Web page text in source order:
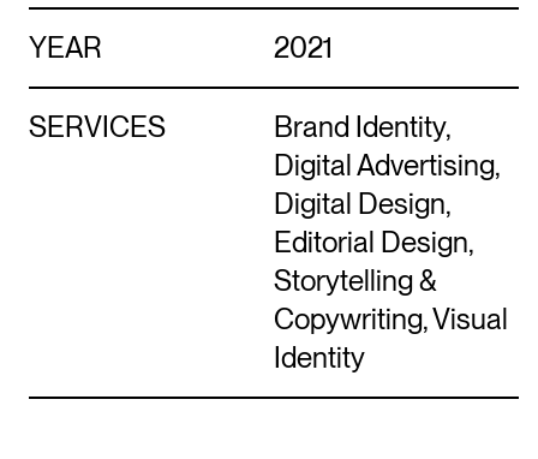
YEAR 2021
SERVICES
Brand Identity,
Digital Advertising,
Digital Design,
Editorial Design,
Storytelling &
Copywriting, Visual
Identity